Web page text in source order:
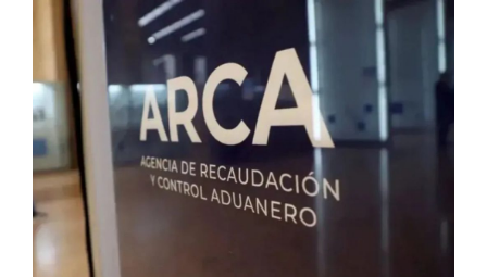
Ciudad
Deportes
Arte
y
Espectáculos
Policiales
Cartelera